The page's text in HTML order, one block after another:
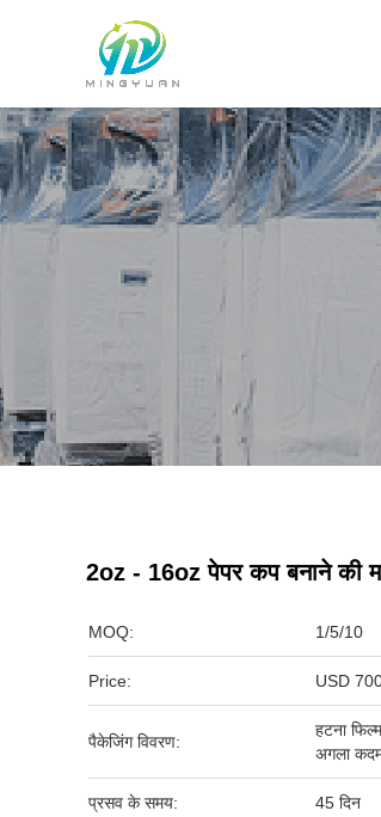
2oz - 16oz पेपर कप बनाने की
MOQ: 1/5/10
Price: USD
पैकेजिंग विवरण:
हटना
अगला
प्रसव के समय: 45 दिन